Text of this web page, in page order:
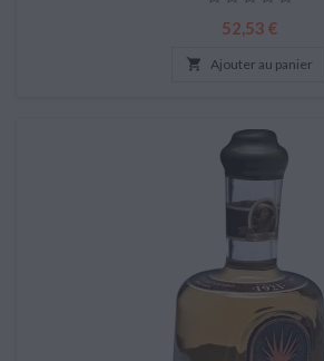
Prix
52,53 €
 Ajouter au panier